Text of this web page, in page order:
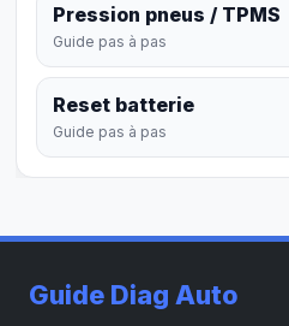
Pression pneus / TPMS
Guide pas à pas
Reset batterie
Guide pas à pas
Guide Diag Auto